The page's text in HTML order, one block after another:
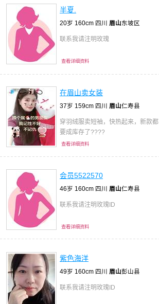
半夏.
20岁 160cm 四川 眉山东坡区
联系我请注明玫瑰
查看详细资料
在眉山卖女装
37岁 159cm 四川 眉山仁寿县
穿羽绒服卖短袖，快热起来，新款都
要成库存了????
查看详细资料
会员5522570
46岁 160cm 四川 眉山仁寿县
联系我请注明玫瑰ID
查看详细资料
紫色海洋
49岁 160cm 四川 眉山彭山县
联系我请注明玫瑰ID